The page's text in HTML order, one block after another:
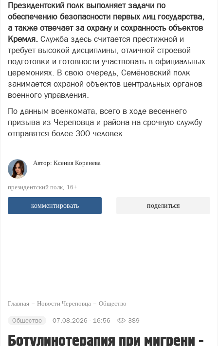
Президентский полк выполняет задачи по
обеспечению безопасности первых лиц государства,
а также отвечает за охрану и сохранность объектов
Кремля. Служба здесь считается престижной и
требует высокой дисциплины, отличной строевой
подготовки и готовности участвовать в официальных
церемониях. В свою очередь, Семёновский полк
занимается охраной объектов центральных органов
военного управления.
По данным военкомата, всего в ходе весеннего
призыва из Череповца и района на срочную службу
отправятся более 300 человек.
Автор: Ксения Коренева
президентский полк 16+
комментировать поделиться
Главная Новости Череповца Общество
Общество 07.08.2026 - 16:56 389
Ботулинотерапия при мигрени -